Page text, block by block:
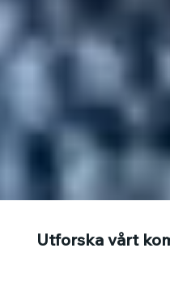
Utforska vårt